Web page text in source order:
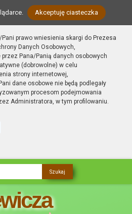
Akceptuję ciasteczka
Pani prawo wniesienia skargi do Prezesa
Danych Osobowych,
przez Pana/Panią danych osobowych
(dobrowolne) w celu
strony internetowej,
dane osobowe nie będą podlegały
procesom podejmowania
Administratora, w tym profilowaniu.